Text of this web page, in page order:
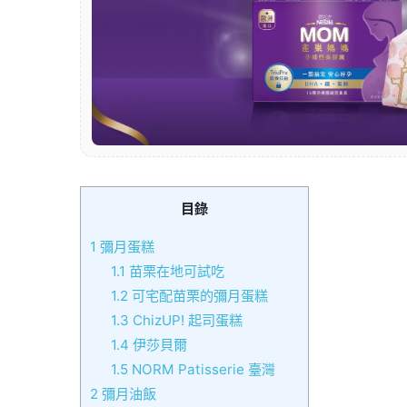
目錄
1 彌月蛋糕
1.1 苗栗在地可試吃
1.2 可宅配苗栗的彌月蛋糕
1.3 ChizUP! 起司蛋糕
1.4 伊莎貝爾
1.5NORM Patisserie 臺灣
2 彌月油飯